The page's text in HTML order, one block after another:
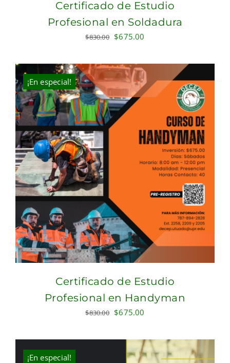
Certificado de Estudio
Profesional en Soldadura
$830.00 Original
was:
$830.00.
$675.00
is:
$675.00.
¡En especial!
Certificado de Estudio
Profesional en Handyman
$830.00 Original
was:
$830.00.
$675.00
is:
$675.00.
¡En especial!